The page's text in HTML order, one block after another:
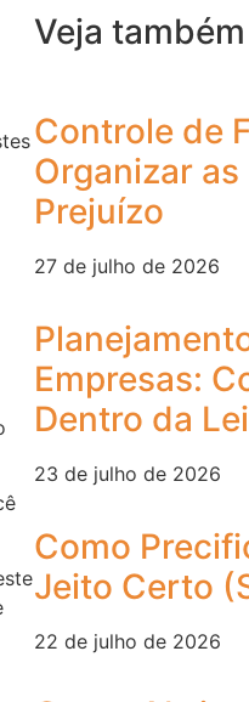
Veja também
Controle de
Organizar
Prejuízo
27 de julho de 2026
Empresas:
Dentro da Lei
23 de julho de 2026
Como
Jeito Certo
22 de julho de 2026